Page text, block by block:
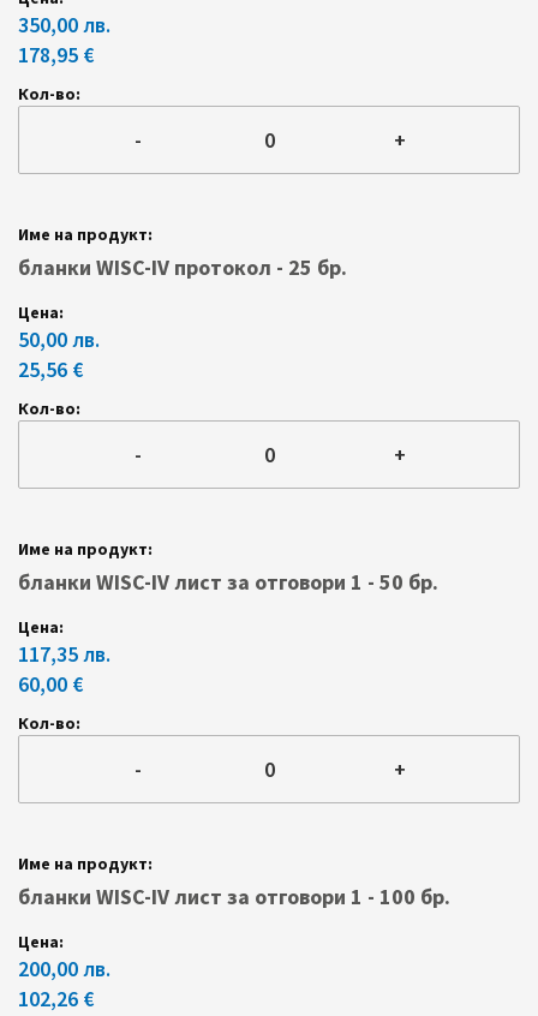
350,00 лв.
178,95 €
- +
бланки WISC-IV протокол - 25 бр.
50,00 лв.
25,56 €
- +
бланки WISC-IV лист за отговори 1 - 50 бр.
117,35 лв.
60,00 €
- +
бланки WISC-IV лист за отговори 1 - 100 бр.
200,00 лв.
102,26 €